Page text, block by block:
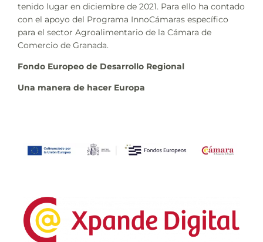
tenido lugar en diciembre de 2021. Para ello ha contado
con el apoyo del Programa InnoCámaras específico
para el sector Agroalimentario de la Cámara de
Comercio de Granada.
Fondo Europeo de Desarrollo Regional
Una manera de hacer Europa